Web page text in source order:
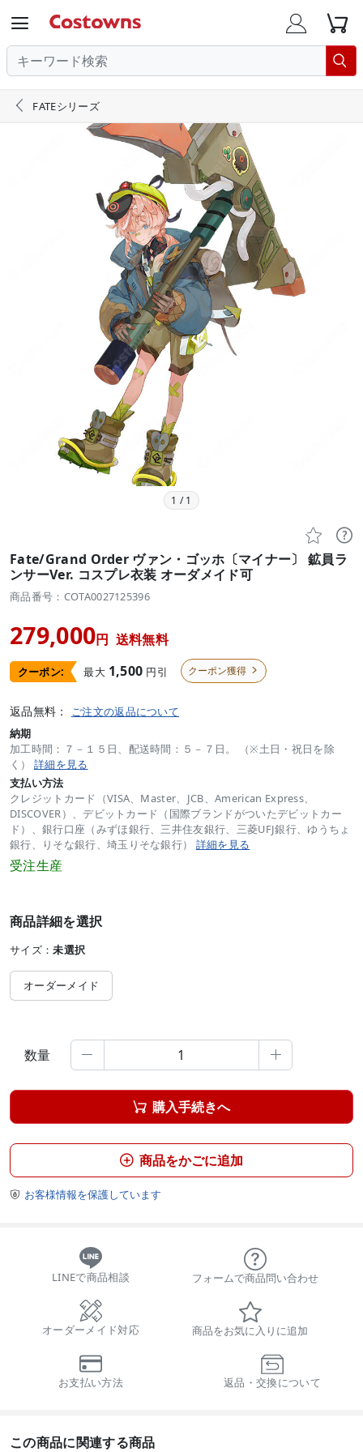
  

 FATEシリーズ
1 /1
 
Fate/Grand Order ヴァン・ゴッホ〔マイナー〕 鉱員ラ
ンサーVer. コスプレ衣装 オーダメイド可
商品番号：COTA0027125396
279,000円 送料無料
クーポン: 最大 1,500 円引 クーポン獲得 
返品無料： ご注文の返品について
納期
加工時間：７－１５日、配送時間：５－７日。 （※土日・祝日を除
く） 詳細を見る
支払い方法
クレジットカード（VISA、Master、JCB、American Express、
DISCOVER）、デビットカード（国際ブランドがついたデビットカー
ド）、銀行口座（みずほ銀行、三井住友銀行、三菱UFJ銀行、ゆうちょ
銀行、りそな銀行、埼玉りそな銀行） 詳細を見る
受注生産
商品詳細を選択
サイズ：未選択
オーダーメイド
数量  
 購入手続きへ
 商品をかごに追加
 お客様情報を保護しています
LINEで商品相談 フォームで商品問い合わせ
オーダーメイド対応 商品をお気に入りに追加
お支払い方法 返品・交換について
この商品に関連する商品